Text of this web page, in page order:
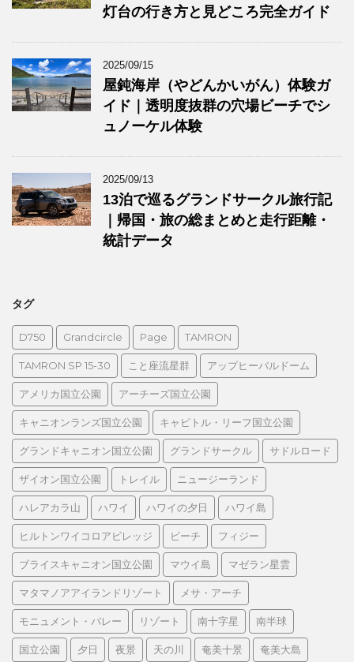
灯台の行き方と見どころ完全ガイド
2025/09/15
屋鈍海岸（やどんかいがん）体験ガ
イド｜透明度抜群の穴場ビーチでシ
ュノーケル体験
2025/09/13
13泊で巡るグランドサークル旅行記
｜帰国・旅の総まとめと走行距離・
統計データ
タグ
D750 Grandcircle Page TAMRON
TAMRON SP 15-30 こと座流星群 アップヒーバルドーム
アメリカ国立公園 アーチーズ国立公園
キャニオンランズ国立公園 キャピトル・リーフ国立公園
グランドキャニオン国立公園 グランドサークル サドルロード
ザイオン国立公園 トレイル ニュージーランド
ハレアカラ山 ハワイ ハワイの夕日 ハワイ島
ヒルトンワイコロアビレッジ ビーチ フィジー
ブライスキャニオン国立公園 マウイ島 マゼラン星雲
マタマノアアイランドリゾート メサ・アーチ
モニュメント・バレー リゾート 南十字星 南半球
国立公園 夕日 夜景 天の川 奄美十景 奄美大島